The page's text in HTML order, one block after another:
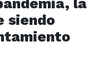
siendo